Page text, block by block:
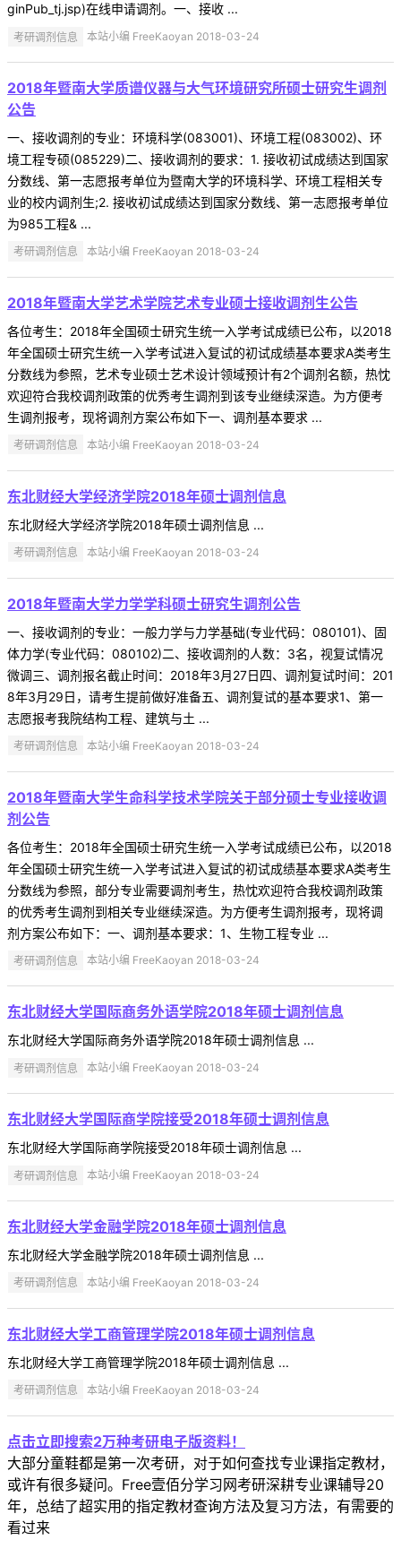
ginPub_tj.jsp)在线申请调剂。一、接收 ...
考研调剂信息 本站小编 FreeKaoyan 2018-03-24
2018年暨南大学质谱仪器与大气环境研究所硕士研究生调剂
公告
一、接收调剂的专业：环境科学(083001)、环境工程(083002)、环
境工程专硕(085229)二、接收调剂的要求：1. 接收初试成绩达到国家
分数线、第一志愿报考单位为暨南大学的环境科学、环境工程相关专
业的校内调剂生;2. 接收初试成绩达到国家分数线、第一志愿报考单位
为985工程& ...
考研调剂信息 本站小编 FreeKaoyan 2018-03-24
2018年暨南大学艺术学院艺术专业硕士接收调剂生公告
各位考生：2018年全国硕士研究生统一入学考试成绩已公布，以2018
年全国硕士研究生统一入学考试进入复试的初试成绩基本要求A类考生
分数线为参照，艺术专业硕士艺术设计领域预计有2个调剂名额，热忱
欢迎符合我校调剂政策的优秀考生调剂到该专业继续深造。为方便考
生调剂报考，现将调剂方案公布如下一、调剂基本要求 ...
考研调剂信息 本站小编 FreeKaoyan 2018-03-24
东北财经大学经济学院2018年硕士调剂信息
东北财经大学经济学院2018年硕士调剂信息 ...
考研调剂信息 本站小编 FreeKaoyan 2018-03-24
2018年暨南大学力学学科硕士研究生调剂公告
一、接收调剂的专业：一般力学与力学基础(专业代码：080101)、固
体力学(专业代码：080102)二、接收调剂的人数：3名，视复试情况
微调三、调剂报名截止时间：2018年3月27日四、调剂复试时间：201
8年3月29日，请考生提前做好准备五、调剂复试的基本要求1、第一
志愿报考我院结构工程、建筑与土 ...
考研调剂信息 本站小编 FreeKaoyan 2018-03-24
2018年暨南大学生命科学技术学院关于部分硕士专业接收调
剂公告
各位考生：2018年全国硕士研究生统一入学考试成绩已公布，以2018
年全国硕士研究生统一入学考试进入复试的初试成绩基本要求A类考生
分数线为参照，部分专业需要调剂考生，热忱欢迎符合我校调剂政策
的优秀考生调剂到相关专业继续深造。为方便考生调剂报考，现将调
剂方案公布如下：一、调剂基本要求：1、生物工程专业 ...
考研调剂信息 本站小编 FreeKaoyan 2018-03-24
东北财经大学国际商务外语学院2018年硕士调剂信息
东北财经大学国际商务外语学院2018年硕士调剂信息 ...
考研调剂信息 本站小编 FreeKaoyan 2018-03-24
东北财经大学国际商学院接受2018年硕士调剂信息
东北财经大学国际商学院接受2018年硕士调剂信息 ...
考研调剂信息 本站小编 FreeKaoyan 2018-03-24
东北财经大学金融学院2018年硕士调剂信息
东北财经大学金融学院2018年硕士调剂信息 ...
考研调剂信息 本站小编 FreeKaoyan 2018-03-24
东北财经大学工商管理学院2018年硕士调剂信息
东北财经大学工商管理学院2018年硕士调剂信息 ...
考研调剂信息 本站小编 FreeKaoyan 2018-03-24
点击立即搜索2万种考研电子版资料！
大部分童鞋都是第一次考研，对于如何查找专业课指定教材，
或许有很多疑问。Free壹佰分学习网考研深耕专业课辅导20
年，总结了超实用的指定教材查询方法及复习方法，有需要的
看过来